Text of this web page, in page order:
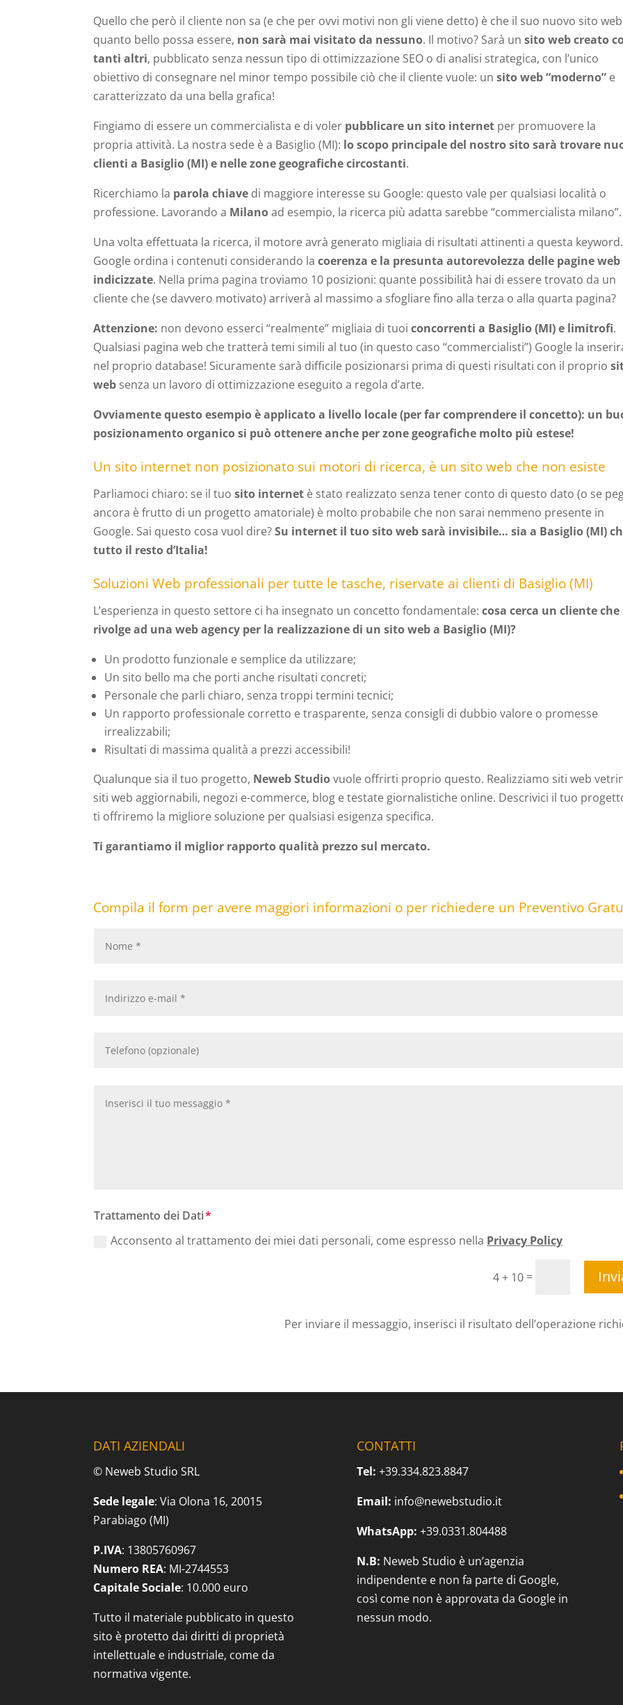
Quello che però il cliente non sa (e che per ovvi motivi non gli viene detto) è che il suo nuovo sito
quanto bello possa essere, non sarà mai visitato da nessuno. Il motivo? Sarà unsito web creato
tanti altri, pubblicato senza nessun tipo di ottimizzazione SEO o di analisi strategica, con l’unico
obiettivo di consegnare nel minor tempo possibile ciò che il cliente vuole: unsito web “moderno” e
caratterizzato da una bella grafica!
Fingiamo di essere un commercialista e di voler pubblicare un sito internet per promuovere la
propria attività. La nostra sede è a Basiglio (MI): lo scopo principale del nostro sito sarà trovare
clienti a Basiglio (MI) e nelle zone geografiche circostanti.
Ricerchiamo la parola chiave di maggiore interesse su Google: questo vale per qualsiasi località o
professione. Lavorando a Milanoad esempio, la ricerca più adatta sarebbe “commercialista milano”.
Una volta effettuata la ricerca, il motore avrà generato migliaia di risultati attinenti a questa keyword.
Google ordina i contenuti considerando lacoerenza e la presunta autorevolezza delle pagine web
indicizzate. Nella prima pagina troviamo 10 posizioni: quante possibilità hai di essere trovato da un
cliente che (se davvero motivato) arriverà al massimo a sfogliare fino alla terza o alla quarta pagina?
Attenzione: non devono esserci “realmente” migliaia di tuoiconcorrenti a Basiglio (MI) e limitrofi.
Qualsiasi pagina web che tratterà temi simili al tuo (in questo caso “commercialisti”) Google la
nel proprio database! Sicuramente sarà difficile posizionarsi prima di questi risultati con il proprio
web senza un lavoro di ottimizzazione eseguito a regola d’arte.
Ovviamente questo esempio è applicato a livello locale (per far comprendere il concetto): un
posizionamento organico si può ottenere anche per zone geografiche molto più estese!
Un sito internet non posizionato sui motori di ricerca, è un sito web che non esiste
Parliamoci chiaro: se il tuosito internet è stato realizzato senza tener conto di questo dato (o se
ancora è frutto di un progetto amatoriale) è molto probabile che non sarai nemmeno presente in
Google. Sai questo cosa vuol dire?Su internet il tuo sito web sarà invisibile… sia a Basiglio (MI)
tutto il resto d’Italia!
Soluzioni Web professionali per tutte le tasche, riservate ai clienti di Basiglio (MI)
L’esperienza in questo settore ci ha insegnato un concetto fondamentale:cosa cerca un cliente che
rivolge ad una web agency per la realizzazione di un sito web a Basiglio (MI)?
Un prodotto funzionale e semplice da utilizzare;
Un sito bello ma che porti anche risultati concreti;
Personale che parli chiaro, senza troppi termini tecnici;
Un rapporto professionale corretto e trasparente, senza consigli di dubbio valore o promesse
irrealizzabili;
Risultati di massima qualità a prezzi accessibili!
Qualunque sia il tuo progetto, Neweb Studiovuole offrirti proprio questo. Realizziamo siti web
siti web aggiornabili, negozi e-commerce, blog e testate giornalistiche online. Descrivici il tuo
ti offriremo la migliore soluzione per qualsiasi esigenza specifica.
Ti garantiamo il miglior rapporto qualità prezzo sul mercato.
Compila il form per avere maggiori informazioni o per richiedere un Preventivo
Trattamento dei Dati
Acconsento al trattamento dei miei dati personali, come espresso nella Privacy Policy
4 + 10 =
Per inviare il messaggio, inserisci il risultato dell’operazione
DATI AZIENDALI
© Neweb Studio SRL
Sede legale: Via Olona 16, 20015
Parabiago (MI)
P.IVA: 13805760967
Numero REA: MI-2744553
Capitale Sociale: 10.000 euro
Tutto il materiale pubblicato in questo
sito è protetto dai diritti di proprietà
intellettuale e industriale, come da
normativa vigente.
CONTATTI
Tel: +39.334.823.8847
Email: info@newebstudio.it
WhatsApp: +39.0331.804488
N.B: Neweb Studio è un’agenzia
indipendente e non fa parte di Google,
così come non è approvata da Google in
nessun modo.